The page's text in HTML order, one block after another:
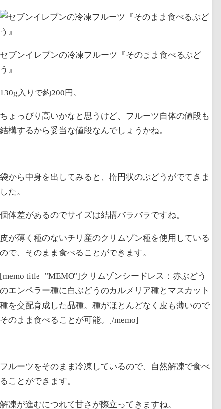
セブンイレブンの冷凍フルーツ『そのまま食べるぶど
う』
130g入りで約200円。
ちょっぴり高いかなと思うけど、フルーツ自体の値段も
結構するから妥当な値段なんでしょうかね。
袋から中身を出してみると、楕円状のぶどうがでてきま
した。
個体差があるのでサイズは結構バラバラですね。
皮が薄く種のないチリ産のクリムゾン種を使用している
ので、そのまま食べることができます。
[memo title="MEMO"]クリムゾンシードレス：赤ぶどう
のエンペラー種に白ぶどうのカルメリア種とマスカット
種を交配育成した品種。種がほとんどなく皮も薄いので
そのまま食べることが可能。[/memo]
フルーツをそのまま冷凍しているので、自然解凍で食べ
ることができます。
解凍が進むにつれて甘さが際立ってきますね。